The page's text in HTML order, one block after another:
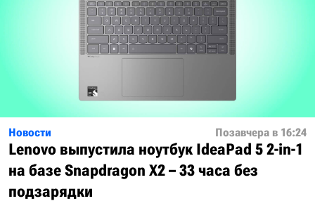
Новости Позавчера в 16:24
Lenovo выпустила ноутбук IdeaPad 5 2-in-1
на базе Snapdragon X2 – 33 часа без
подзарядки